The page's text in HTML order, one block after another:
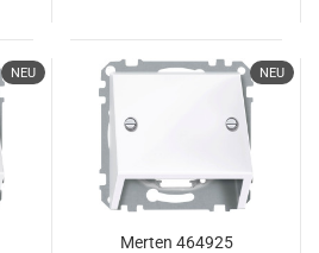
NEU NEU
Merten 464925